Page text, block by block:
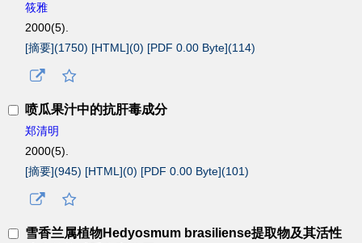
筱雅
2000(5).
[摘要](1750) [HTML](0) [PDF 0.00 Byte](114)
喷瓜果汁中的抗肝毒成分
郑清明
2000(5).
[摘要](945) [HTML](0) [PDF 0.00 Byte](101)
雪香兰属植物Hedyosmum brasiliense提取物及其活性